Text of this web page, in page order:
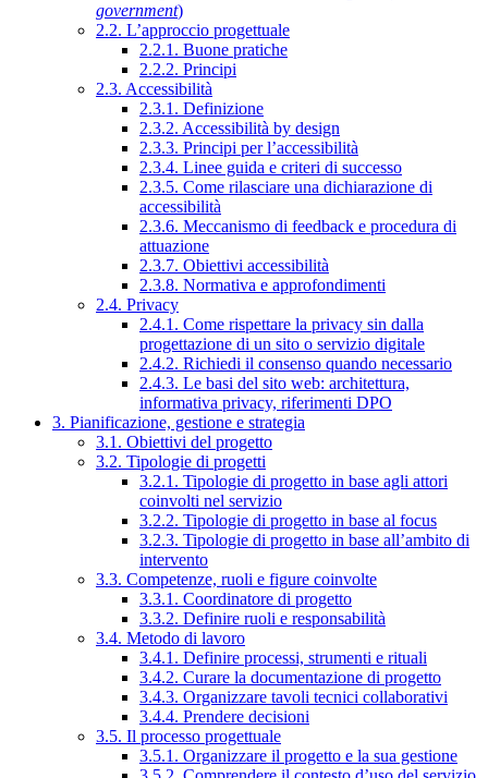
government)
2.2. L’approccio progettuale
2.2.1. Buone pratiche
2.2.2. Principi
2.3. Accessibilità
2.3.1. Definizione
2.3.2. Accessibilità by design
2.3.3. Principi per l’accessibilità
2.3.4. Linee guida e criteri di successo
2.3.5. Come rilasciare una dichiarazione di
accessibilità
2.3.6. Meccanismo di feedback e procedura di
attuazione
2.3.7. Obiettivi accessibilità
2.3.8. Normativa e approfondimenti
2.4. Privacy
2.4.1. Come rispettare la privacy sin dalla
progettazione di un sito o servizio digitale
2.4.2. Richiedi il consenso quando necessario
2.4.3. Le basi del sito web: architettura,
informativa privacy, riferimenti DPO
3. Pianificazione, gestione e strategia
3.1. Obiettivi del progetto
3.2. Tipologie di progetti
3.2.1. Tipologie di progetto in base agli attori
coinvolti nel servizio
3.2.2. Tipologie di progetto in base al focus
3.2.3. Tipologie di progetto in base all’ambito di
intervento
3.3. Competenze, ruoli e figure coinvolte
3.3.1. Coordinatore di progetto
3.3.2. Definire ruoli e responsabilità
3.4. Metodo di lavoro
3.4.1. Definire processi, strumenti e rituali
3.4.2. Curare la documentazione di progetto
3.4.3. Organizzare tavoli tecnici collaborativi
3.4.4. Prendere decisioni
3.5. Il processo progettuale
3.5.1. Organizzare il progetto e la sua gestione